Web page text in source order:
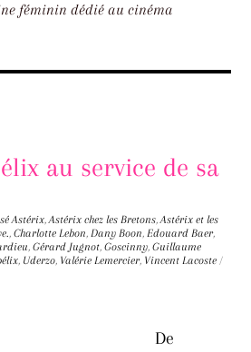
féminin dédié au cinéma
au service de sa
Astérix,Astérix chez les Bretons,Astérix et les
,Charlotte Lebon,Dany Boon,Edouard Baer,
,Gérard Jugnot,Goscinny,Guillaume
, Uderzo, Valérie Lemercier, Vincent Lacoste /
De